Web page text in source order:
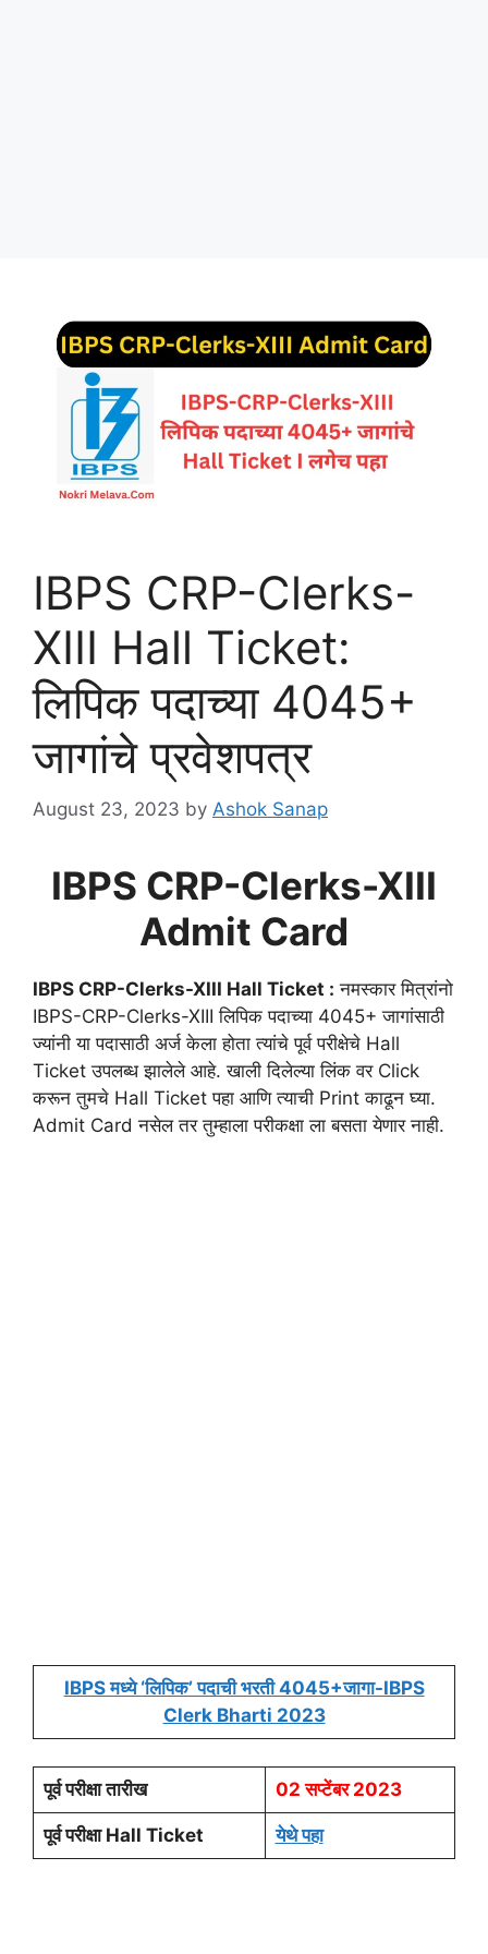
IBPS CRP-Clerks-
XIII Hall Ticket:
लिपिक पदाच्या 4045+
जागांचे प्रवेशपत्र
August 23, 2023 by Ashok Sanap
IBPS CRP-Clerks-XIII
Admit Card
IBPS CRP-Clerks-XIII Hall Ticket : नमस्कार मित्रांनो
IBPS-CRP-Clerks-XIII लिपिक पदाच्या 4045+ जागांसाठी
ज्यांनी या पदासाठी अर्ज केला होता त्यांचे पूर्व परीक्षेचे Hall
Ticket उपलब्ध झालेले आहे. खाली दिलेल्या लिंक वर Click
करून तुमचे Hall Ticket पहा आणि त्याची Print काढून घ्या.
Admit Card नसेल तर तुम्हाला परीकक्षा ला बसता येणार नाही.
IBPS मध्ये ‘लिपिक’ पदाची भरती 4045+जागा-IBPS
Clerk Bharti 2023
पूर्व परीक्षा तारीख 02 सप्टेंबर 2023
पूर्व परीक्षा Hall Ticket येथे पहा